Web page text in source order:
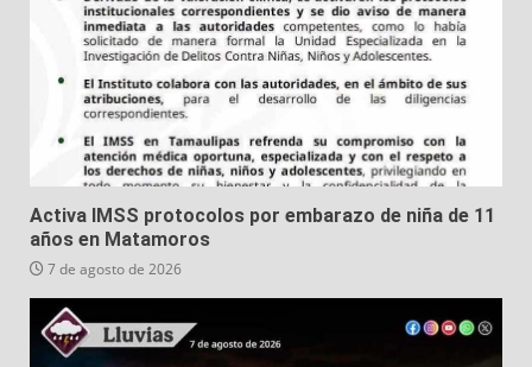
Activa IMSS protocolos por embarazo de niña de 11
años en Matamoros
7 de agosto de 2026